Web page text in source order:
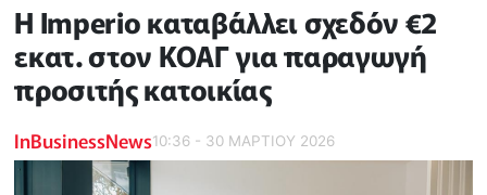
Η Imperio καταβάλλει σχεδόν €2
εκατ. στον ΚΟΑΓ για παραγωγή
προσιτής κατοικίας
InBusinessNews10:36 - 30 ΜΑΡΤΙΟΥ 2026